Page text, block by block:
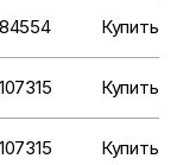
84554 Купить
107315 Купить
107315 Купить